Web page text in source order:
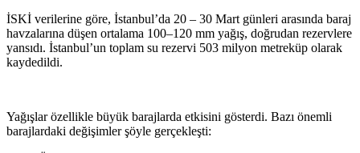
İSKİ verilerine göre, İstanbul’da 20 – 30 Mart günleri arasında baraj
havzalarına düşen ortalama 100–120 mm yağış, doğrudan rezervlere
yansıdı. İstanbul’un toplam su rezervi 503 milyon metreküp olarak
kaydedildi.
Yağışlar özellikle büyük barajlarda etkisini gösterdi. Bazı önemli
barajlardaki değişimler şöyle gerçekleşti: